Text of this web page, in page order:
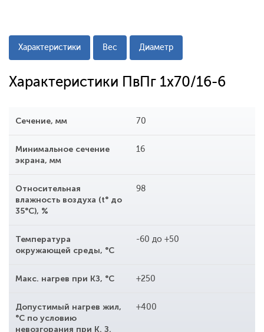
Характеристики Вес Диаметр
Характеристики ПвПг 1x70/16-6
Сечение, мм 70
Минимальное сечение
экрана, мм
16
Относительная
влажность воздуха (t° до
35°С), %
98
Температура
окружающей среды, °С
-60 до +50
Макс. нагрев при КЗ, °С +250
Допустимый нагрев жил,
°С по условию
невозгорания при К. З.
+400